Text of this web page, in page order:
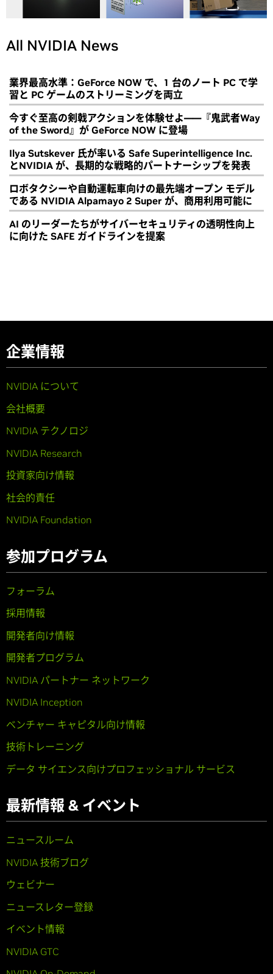
All NVIDIA News
業界最高水準：GeForce NOW で、1 台のノート PC で学
習と PC ゲームのストリーミングを両立
今すぐ至高の剣戟アクションを体験せよ――『鬼武者Way
of the Sword』が GeForce NOW に登場
Ilya Sutskever 氏が率いる Safe Superintelligence Inc.
とNVIDIA が、長期的な戦略的パートナーシップを発表
ロボタクシーや自動運転車向けの最先端オープン モデル
である NVIDIA Alpamayo 2 Super が、商用利用可能に
AI のリーダーたちがサイバーセキュリティの透明性向上
に向けた SAFE ガイドラインを提案
企業情報
NVIDIA について
会社概要
NVIDIA テクノロジ
NVIDIA Research
投資家向け情報
社会的責任
NVIDIA Foundation
参加プログラム
フォーラム
採用情報
開発者向け情報
開発者プログラム
NVIDIA パートナー ネットワーク
NVIDIA Inception
ベンチャー キャピタル向け情報
技術トレーニング
データ サイエンス向けプロフェッショナル サービス
最新情報 & イベント
ニュースルーム
NVIDIA 技術ブログ
ウェビナー
ニュースレター登録
イベント情報
NVIDIA GTC